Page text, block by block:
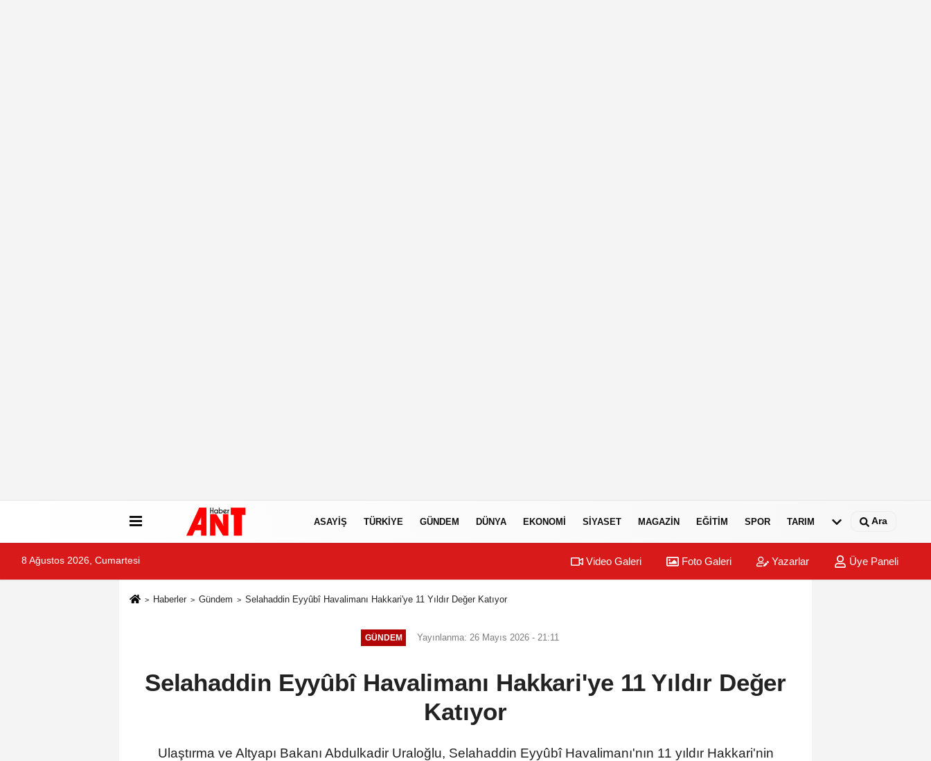
ASAYIŞ TÜRKIYE GÜNDEM DÜNYA EKONOMI SIYASET MAGAZIN EĞITIM SPOR TARIM Ara
8 Ağustos 2026, Cumartesi Video Galeri Foto Galeri Yazarlar Üye Paneli
Haberler Gündem Selahaddin Eyyûbî Havalimanı Hakkari'ye 11 Yıldır Değer Katıyor
GÜNDEM Yayınlanma: 26 Mayıs 2026 - 21:11
Selahaddin Eyyûbî Havalimanı Hakkari'ye 11 Yıldır Değer
Katıyor
Ulaştırma ve Altyapı Bakanı Abdulkadir Uraloğlu, Selahaddin Eyyûbî Havalimanı'nın 11 yıldır Hakkari'nin